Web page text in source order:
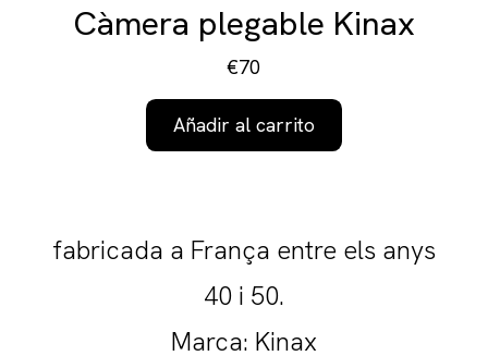
Càmera plegable Kinax
€70
Añadir al carrito
fabricada a França entre els anys
40 i 50.
Marca: Kinax